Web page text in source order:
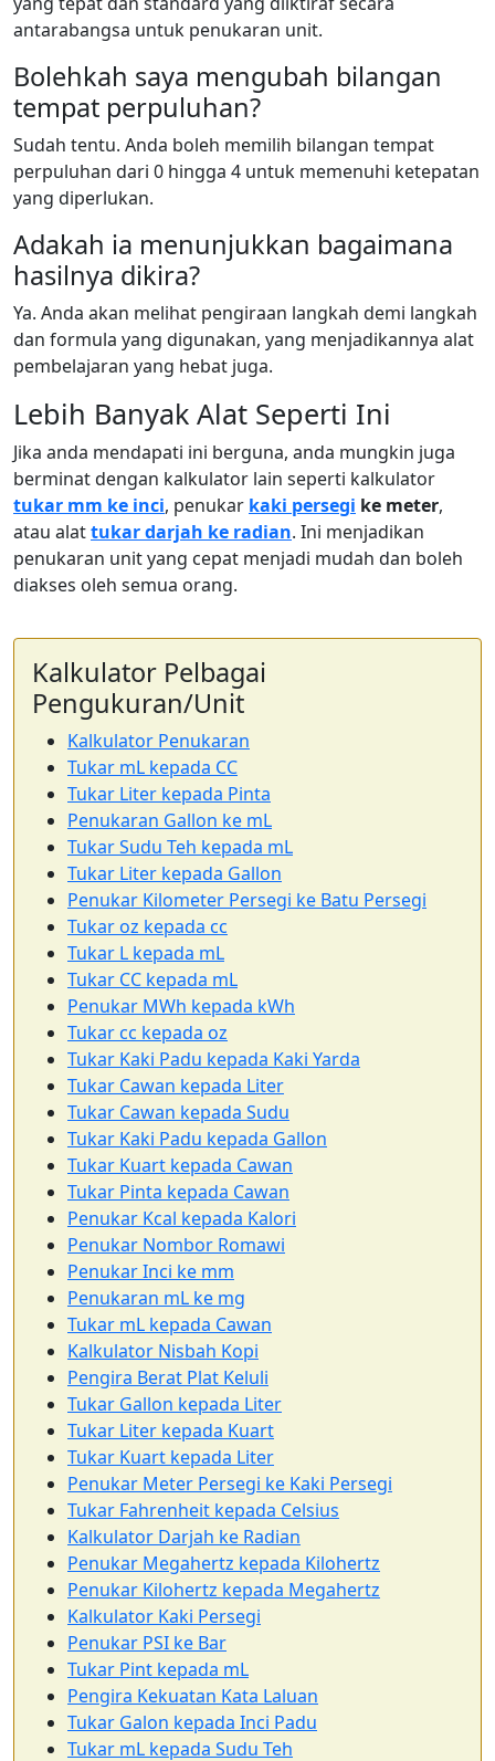
antarabangsa untuk penukaran unit.
Bolehkah saya mengubah bilangan
tempat perpuluhan?
Sudah tentu. Anda boleh memilih bilangan tempat
perpuluhan dari 0 hingga 4 untuk memenuhi ketepatan
yang diperlukan.
Adakah ia menunjukkan bagaimana
hasilnya dikira?
Ya. Anda akan melihat pengiraan langkah demi langkah
dan formula yang digunakan, yang menjadikannya alat
pembelajaran yang hebat juga.
Lebih Banyak Alat Seperti Ini
Jika anda mendapati ini berguna, anda mungkin juga
berminat dengan kalkulator lain seperti kalkulator
tukar mm ke inci, penukar kaki persegi ke meter,
atau alattukar darjah ke radian. Ini menjadikan
penukaran unit yang cepat menjadi mudah dan boleh
diakses oleh semua orang.
Kalkulator Pelbagai
Pengukuran/Unit
Kalkulator Penukaran
Tukar mL kepada CC
Tukar Liter kepada Pinta
Penukaran Gallon ke mL
Tukar Sudu Teh kepada mL
Tukar Liter kepada Gallon
Penukar Kilometer Persegi ke Batu Persegi
Tukar oz kepada cc
Tukar L kepada mL
Tukar CC kepada mL
Penukar MWh kepada kWh
Tukar cc kepada oz
Tukar Kaki Padu kepada Kaki Yarda
Tukar Cawan kepada Liter
Tukar Cawan kepada Sudu
Tukar Kaki Padu kepada Gallon
Tukar Kuart kepada Cawan
Tukar Pinta kepada Cawan
Penukar Kcal kepada Kalori
Penukar Nombor Romawi
Penukar Inci ke mm
Penukaran mL ke mg
Tukar mL kepada Cawan
Kalkulator Nisbah Kopi
Pengira Berat Plat Keluli
Tukar Gallon kepada Liter
Tukar Liter kepada Kuart
Tukar Kuart kepada Liter
Penukar Meter Persegi ke Kaki Persegi
Tukar Fahrenheit kepada Celsius
Kalkulator Darjah ke Radian
Penukar Megahertz kepada Kilohertz
Penukar Kilohertz kepada Megahertz
Kalkulator Kaki Persegi
Penukar PSI ke Bar
Tukar Pint kepada mL
Pengira Kekuatan Kata Laluan
Tukar Galon kepada Inci Padu
Tukar mL kepada Sudu Teh